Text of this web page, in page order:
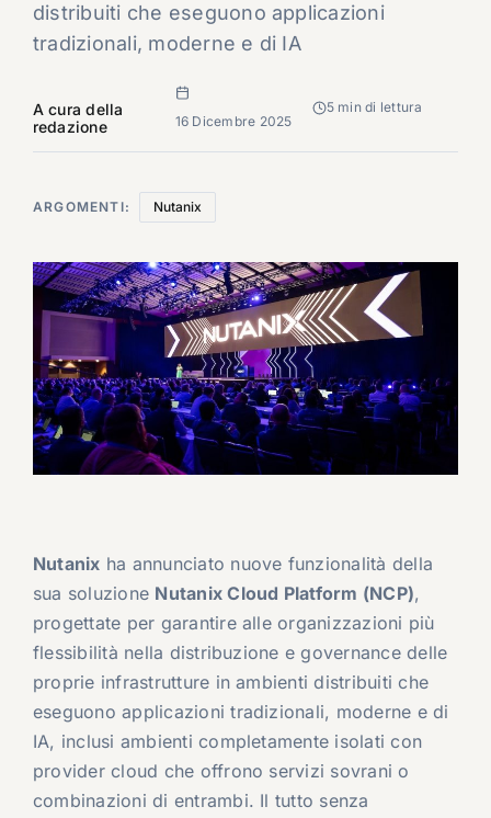
distribuiti che eseguono applicazioni
tradizionali, moderne e di IA
A cura della
redazione
16 Dicembre 2025
5 min di lettura
ARGOMENTI: Nutanix
Nutanix ha annunciato nuove funzionalità della
sua soluzione Nutanix Cloud Platform (NCP),
progettate per garantire alle organizzazioni più
flessibilità nella distribuzione e governance delle
proprie infrastrutture in ambienti distribuiti che
eseguono applicazioni tradizionali, moderne e di
IA, inclusi ambienti completamente isolati con
provider cloud che offrono servizi sovrani o
combinazioni di entrambi. Il tutto senza